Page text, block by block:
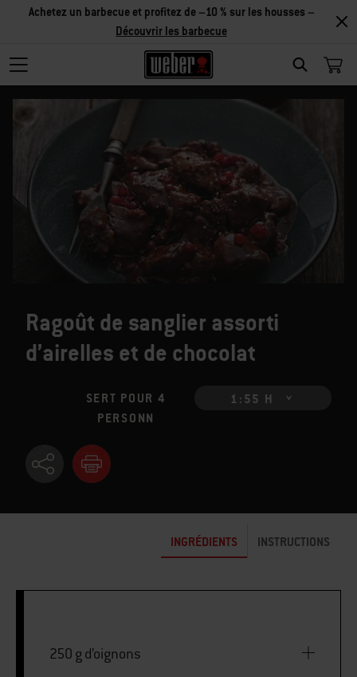
SEARCH
Achetez un barbecue et profitez de –10 % sur les housses –
Découvrir les barbecue
Ragoût de sanglier assorti
d’airelles et de chocolat
SERT POUR 4
PERSONN
1:55 H
INGRÉDIENTS INSTRUCTIONS
250 g d’oignons